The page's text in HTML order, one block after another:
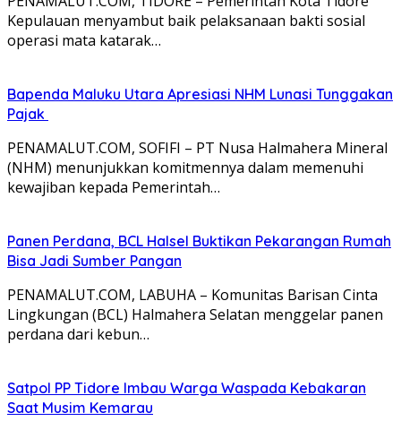
Kepulauan menyambut baik pelaksanaan bakti sosial
operasi mata katarak…
Bapenda Maluku Utara Apresiasi NHM Lunasi Tunggakan
Pajak
PENAMALUT.COM, SOFIFI – PT Nusa Halmahera Mineral
(NHM) menunjukkan komitmennya dalam memenuhi
kewajiban kepada Pemerintah…
Panen Perdana, BCL Halsel Buktikan Pekarangan Rumah
Bisa Jadi Sumber Pangan
PENAMALUT.COM, LABUHA – Komunitas Barisan Cinta
Lingkungan (BCL) Halmahera Selatan menggelar panen
perdana dari kebun…
Satpol PP Tidore Imbau Warga Waspada Kebakaran
Saat Musim Kemarau